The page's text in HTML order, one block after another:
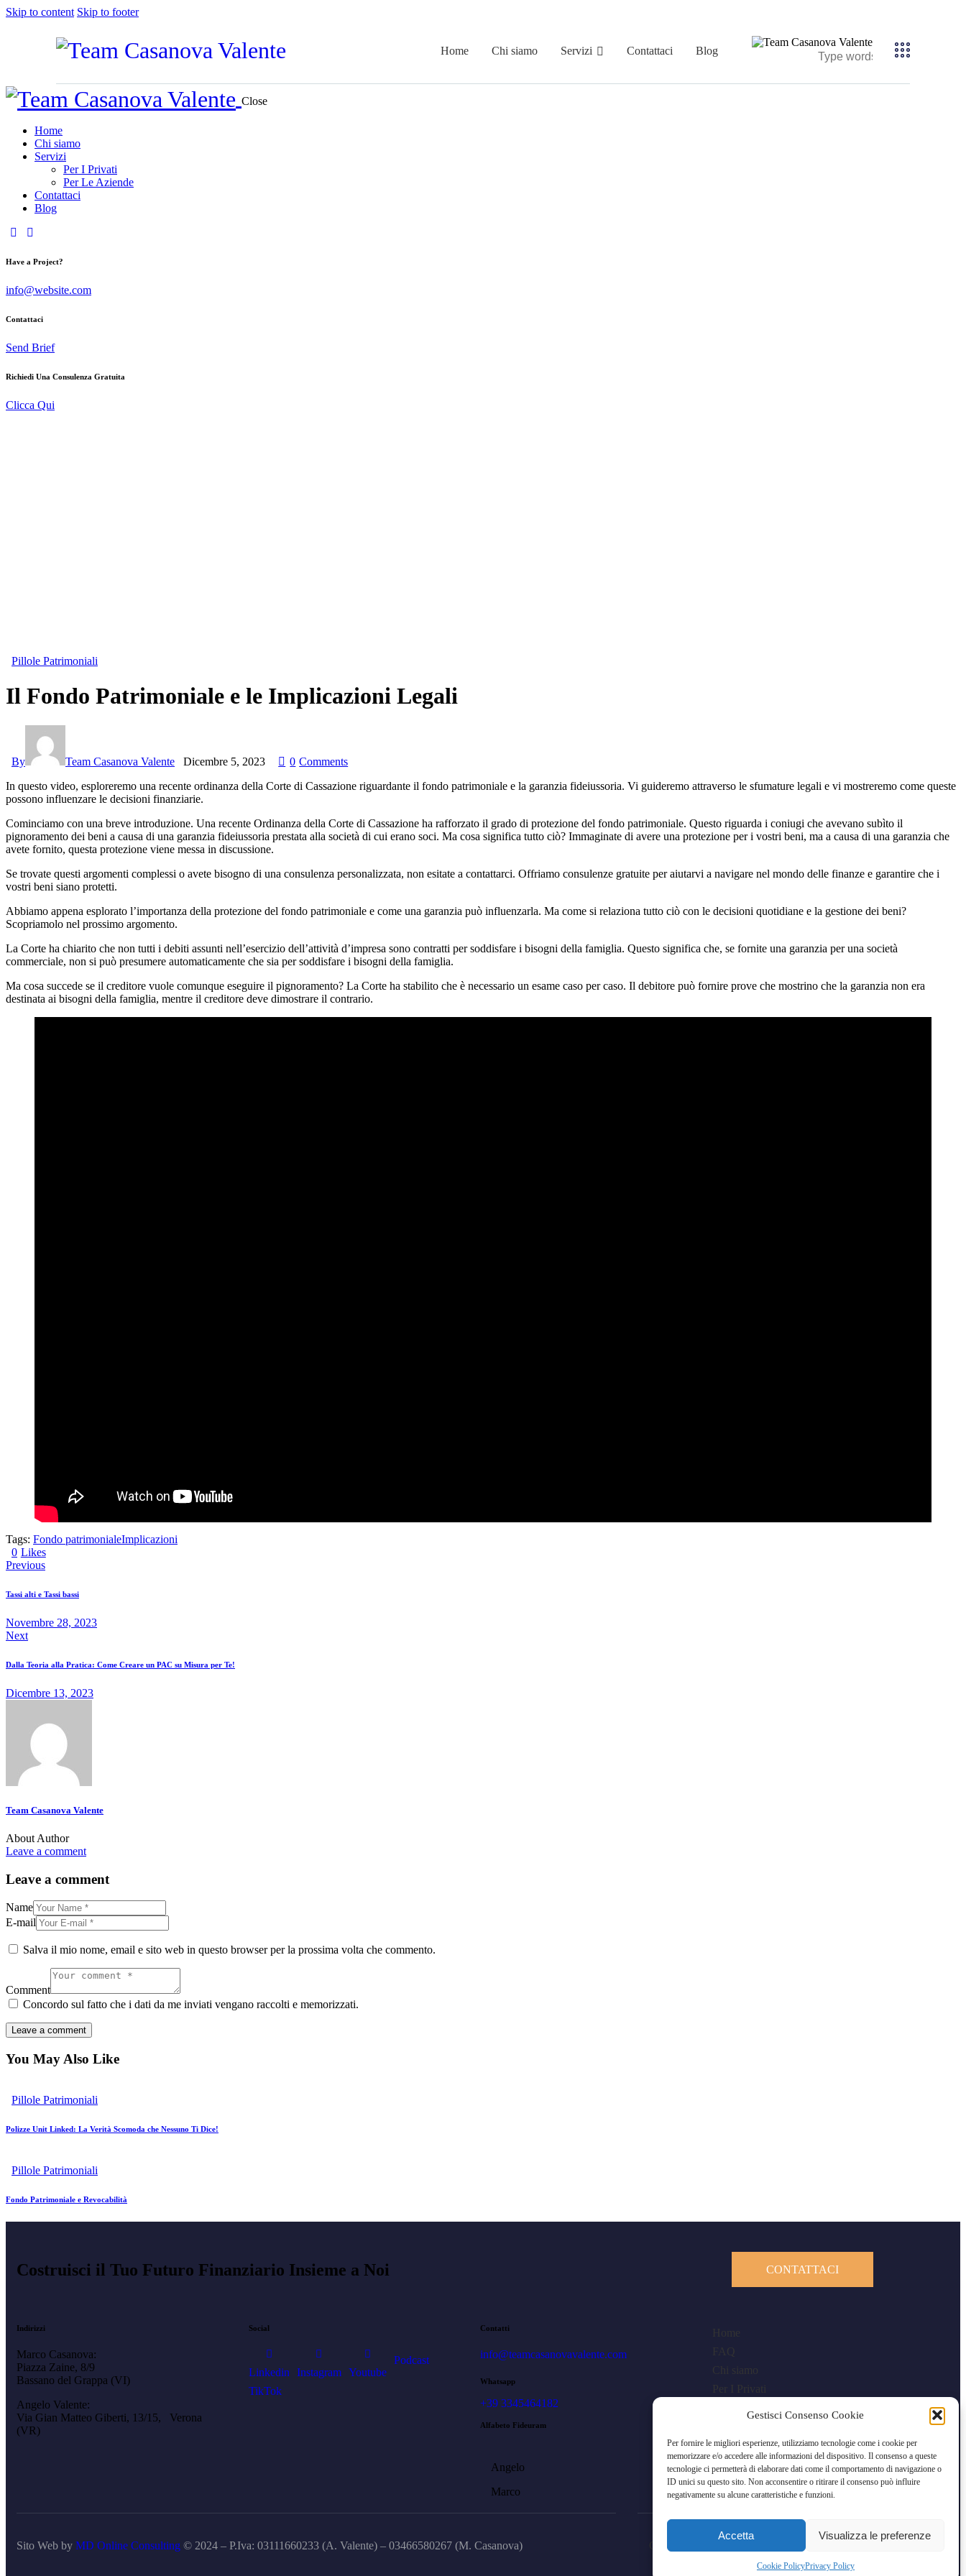
Gestisci Consenso Cookie
Per fornire le migliori esperienze, utilizziamo tecnologie come i cookie per
memorizzare e/o accedere alle informazioni del dispositivo. Il consenso a queste
tecnologie ci permetterà di elaborare dati come il comportamento di navigazione o
ID unici su questo sito. Non acconsentire o ritirare il consenso può influire
negativamente su alcune caratteristiche e funzioni.
Accetta Visualizza le preferenze
Cookie PolicyPrivacy Policy
Skip to content Skip to footer
Home Chi siamo Servizi Contattaci Blog
Close
Home
Chi siamo
Servizi
Per I Privati
Per Le Aziende
Contattaci
Blog
Have a Project?
info@website.com
Contattaci
Send Brief
Richiedi Una Consulenza Gratuita
Clicca Qui
Pillole Patrimoniali
Il Fondo Patrimoniale e le Implicazioni Legali
By Team Casanova Valente Dicembre 5, 2023 0 Comments
In questo video, esploreremo una recente ordinanza della Corte di Cassazione riguardante il fondo patrimoniale e la garanzia fideiussoria. Vi guideremo attraverso le sfumature legali e vi mostreremo come queste
possono influenzare le decisioni finanziarie.
Cominciamo con una breve introduzione. Una recente Ordinanza della Corte di Cassazione ha rafforzato il grado di protezione del fondo patrimoniale. Questo riguarda i coniugi che avevano subìto il
pignoramento dei beni a causa di una garanzia fideiussoria prestata alla società di cui erano soci. Ma cosa significa tutto ciò? Immaginate di avere una protezione per i vostri beni, ma a causa di una garanzia che
avete fornito, questa protezione viene messa in discussione.
Se trovate questi argomenti complessi o avete bisogno di una consulenza personalizzata, non esitate a contattarci. Offriamo consulenze gratuite per aiutarvi a navigare nel mondo delle finanze e garantire che i
vostri beni siano protetti.
Abbiamo appena esplorato l’importanza della protezione del fondo patrimoniale e come una garanzia può influenzarla. Ma come si relaziona tutto ciò con le decisioni quotidiane e la gestione dei beni?
Scopriamolo nel prossimo argomento.
La Corte ha chiarito che non tutti i debiti assunti nell’esercizio dell’attività d’impresa sono contratti per soddisfare i bisogni della famiglia. Questo significa che, se fornite una garanzia per una società
commerciale, non si può presumere automaticamente che sia per soddisfare i bisogni della famiglia.
Ma cosa succede se il creditore vuole comunque eseguire il pignoramento? La Corte ha stabilito che è necessario un esame caso per caso. Il debitore può fornire prove che mostrino che la garanzia non era
destinata ai bisogni della famiglia, mentre il creditore deve dimostrare il contrario.
Tags: Fondo patrimonialeImplicazioni
0 Likes
Previous
Tassi alti e Tassi bassi
Novembre 28, 2023
Next
Dalla Teoria alla Pratica: Come Creare un PAC su Misura per Te!
Dicembre 13, 2023
Team Casanova Valente
About Author
Leave a comment
Leave a comment
Name
E-mail
Salva il mio nome, email e sito web in questo browser per la prossima volta che commento.
Comment
Concordo sul fatto che i dati da me inviati vengano raccolti e memorizzati.
You May Also Like
Pillole Patrimoniali
Polizze Unit Linked: La Verità Scomoda che Nessuno Ti Dice!
Pillole Patrimoniali
Fondo Patrimoniale e Revocabilità
Costruisci il Tuo Futuro Finanziario Insieme a Noi CONTATTACI
Indirizzi
Marco Casanova:
Piazza Zaine, 8/9
Bassano del Grappa (VI)
Angelo Valente:
Via Gian Matteo Giberti, 13/15, Verona
(VR)
Social
Linkedin Instagram Youtube
Podcast
TikTok
Contatti
info@teamcasanovavalente.com
Whatsapp
+39 3345464182
Alfabeto Fideuram
Angelo
Marco
FAQ
Per I Privati
Sito Web by MD Online Consulting © 2024 – P.Iva: 03111660233 (A. Valente) – 03466580267 (M. Casanova) Cookie Policy (UE) Privacy Policy